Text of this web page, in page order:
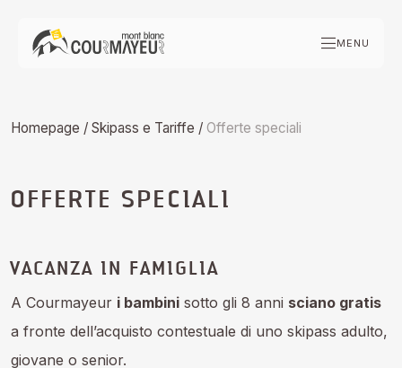
MENU
Homepage / Skipass e Tariffe / Offerte speciali
OFFERTE SPECIALI
VACANZA IN FAMIGLIA
A Courmayeur i bambini sotto gli 8 anni sciano gratis
a fronte dell’acquisto contestuale di uno skipass adulto,
giovane o senior.